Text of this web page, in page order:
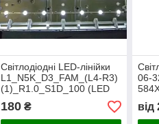
Світлодіодні LED-лінійки
L1_N5K_D3_FAM_(L4-R3)
(1)_R1.0_S1D_100 (LED
TV Samsung
UE43T5300UXUA) =Б/В=
180₴
06-
BX).
від